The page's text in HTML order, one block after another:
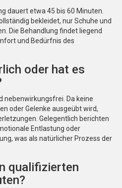
dauert etwa 45 bis 60 Minuten.
bekleidet, nur Schuhe und
Die Behandlung findet liegend
und Bedürfnis des
oder hat es
nebenwirkungsfrei. Da keine
oder Gelenke ausgeübt wird,
Gelegentlich berichten
Entlastung oder
was als natürlicher Prozess der
qualifizierten